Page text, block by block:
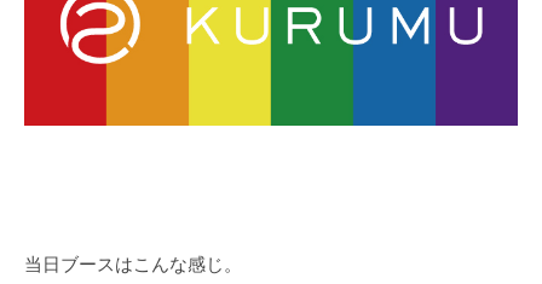
当日ブースはこんな感じ。